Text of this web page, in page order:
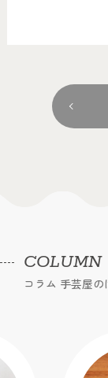
COLUMN
コラム 手芸屋の